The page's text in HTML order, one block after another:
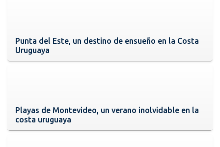
Punta del Este, un destino de ensueño en la Costa
Uruguaya
Playas de Montevideo, un verano inolvidable en la
costa uruguaya